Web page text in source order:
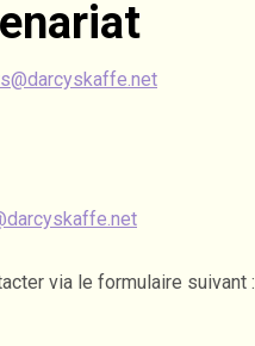
via le formulaire suivant :